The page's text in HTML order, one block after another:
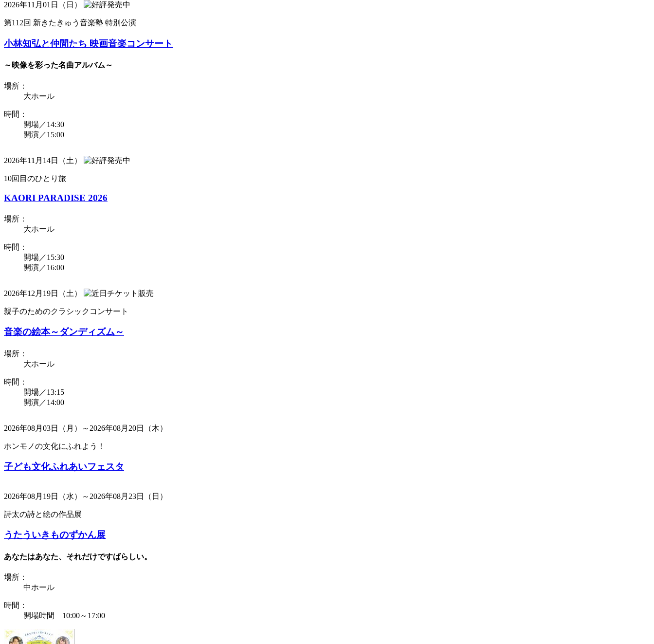
2026年11月01日（日）
第112回 新きたきゅう音楽塾 特別公演
小林知弘と仲間たち 映画音楽コンサート
～映像を彩った名曲アルバム～
場所：
大ホール
時間：
開場／14:30
開演／15:00
2026年11月14日（土）
10回目のひとり旅
KAORI PARADISE 2026
場所：
大ホール
時間：
開場／15:30
開演／16:00
2026年12月19日（土）
親子のためのクラシックコンサート
音楽の絵本～ダンディズム～
場所：
大ホール
時間：
開場／13:15
開演／14:00
2026年08月03日（月）～2026年08月20日（木）
ホンモノの文化にふれよう！
子ども文化ふれあいフェスタ
2026年08月19日（水）～2026年08月23日（日）
詩太の詩と絵の作品展
うたういきものずかん展
あなたはあなた、それだけですばらしい。
場所：
中ホール
時間：
開場時間 10:00～17:00